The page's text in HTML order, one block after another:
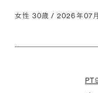
女性 30歳 / 2026年07